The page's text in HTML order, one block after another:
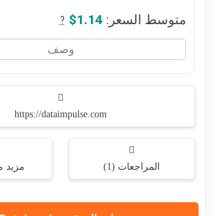
متوسط السعر: $1.14
?
وصف
https://dataimpulse.com
المراجعات (1) مزيد